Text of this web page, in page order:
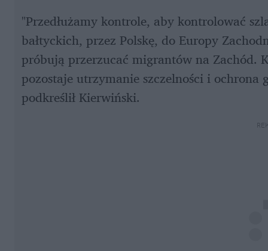
"Przedłużamy kontrole, aby kontrolować
bałtyckich, przez Polskę, do Europy
próbują przerzucać migrantów na Zachód.
pozostaje utrzymanie szczelności i
podkreślił Kierwiński.